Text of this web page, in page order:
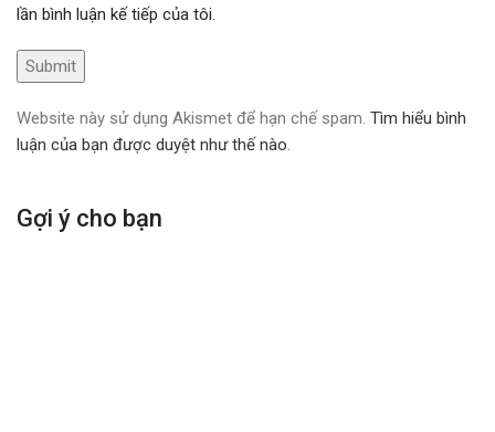
lần bình luận kế tiếp của tôi.
Website này sử dụng Akismet để hạn chế spam. Tìm hiểu bình
luận của bạn được duyệt như thế nào.
Gợi ý cho bạn